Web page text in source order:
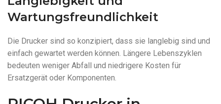
Wartungsfreundlichkeit
Die Drucker sind so konzipiert, dass sie langlebig sind und
einfach gewartet werden können. Längere Lebenszyklen
bedeuten weniger Abfall und niedrigere Kosten für
Ersatzgerät oder Komponenten.